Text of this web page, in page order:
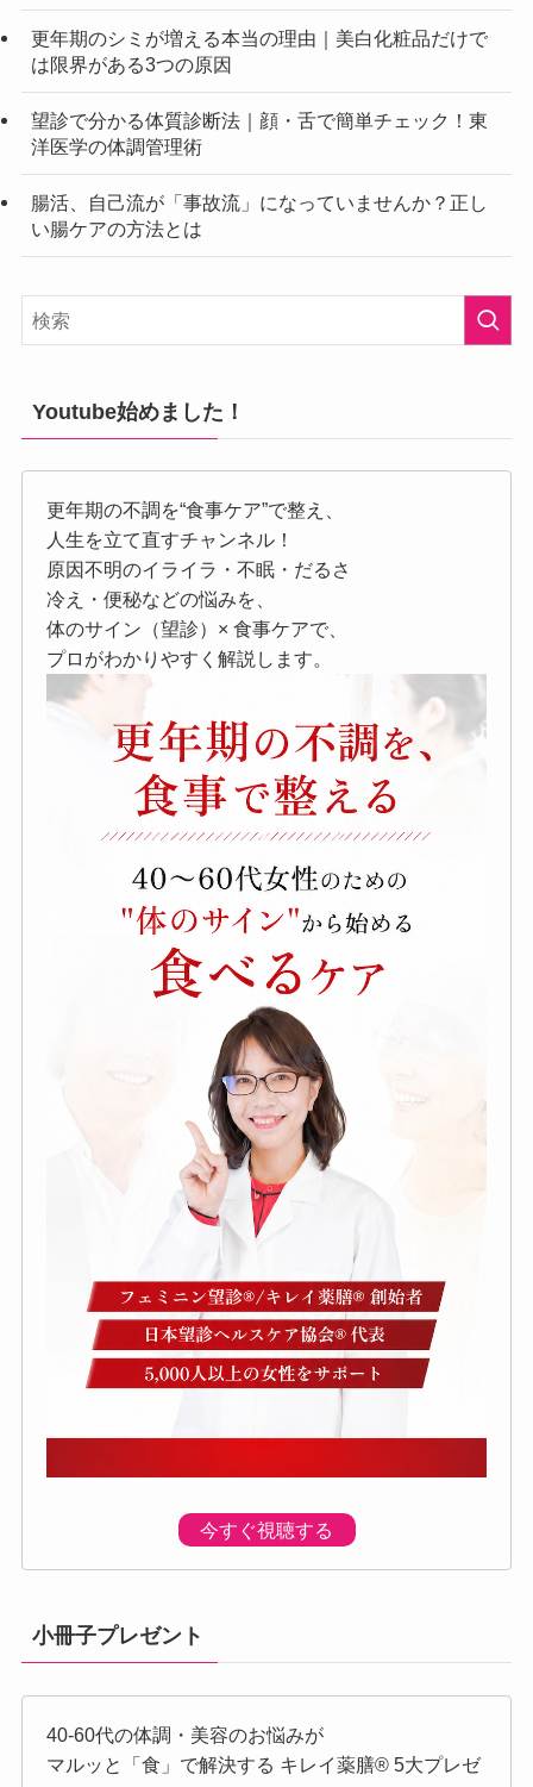
更年期のシミが増える本当の理由｜美白化粧品だけで
は限界がある3つの原因
望診で分かる体質診断法｜顔・舌で簡単チェック！東
洋医学の体調管理術
腸活、自己流が「事故流」になっていませんか？正し
い腸ケアの方法とは
Youtube始めました！
更年期の不調を“食事ケア”で整え、
人生を立て直すチャンネル！
原因不明のイライラ・不眠・だるさ
冷え・便秘などの悩みを、
体のサイン（望診）× 食事ケアで、
プロがわかりやすく解説します。
今すぐ視聴する
小冊子プレゼント
40-60代の体調・美容のお悩みが
マルッと「食」で解決する キレイ薬膳®︎ 5大プレゼ